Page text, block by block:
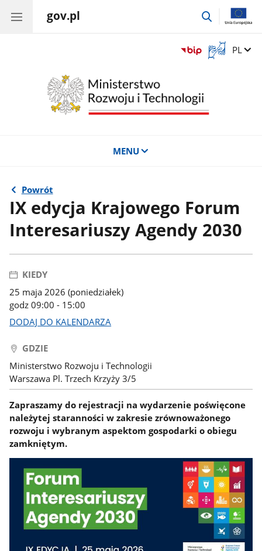
gov.pl
przejdź
Otwórz
okno
migowego
Zmień
PL
MENU
Powrót
IX edycja Krajowego Forum
Interesariuszy Agendy 2030
KIEDY
25 maja 2026 (poniedziałek)
godz 09:00 - 15:00
DODAJ DO KALENDARZA
GDZIE
Ministerstwo Rozwoju i Technologii
Warszawa Pl. Trzech Krzyży 3/5
Zapraszamy do rejestracji na wydarzenie poświęcone
należytej staranności w zakresie zrównoważonego
rozwoju i wybranym aspektom gospodarki o obiegu
zamkniętym.